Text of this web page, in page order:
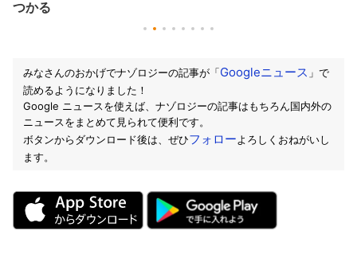
つかる
みなさんのおかげでナゾロジーの記事が「Googleニュース 」で
読めるようになりました！
Google ニュースを使えば、ナゾロジーの記事はもちろん国内外の
ニュースをまとめて見られて便利です。
ボタンからダウンロード後は、ぜひフォローよろしくおねがいし
ます。